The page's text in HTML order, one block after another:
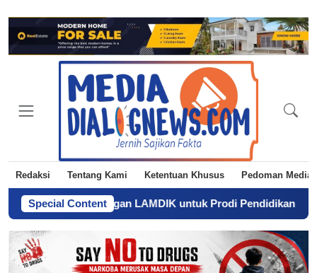
Redaksi Tentang Kami Ketentuan Khusus Pedoman Media
Special Content
Lapangan LAMDIK untuk Prodi Pendidikan Matematika